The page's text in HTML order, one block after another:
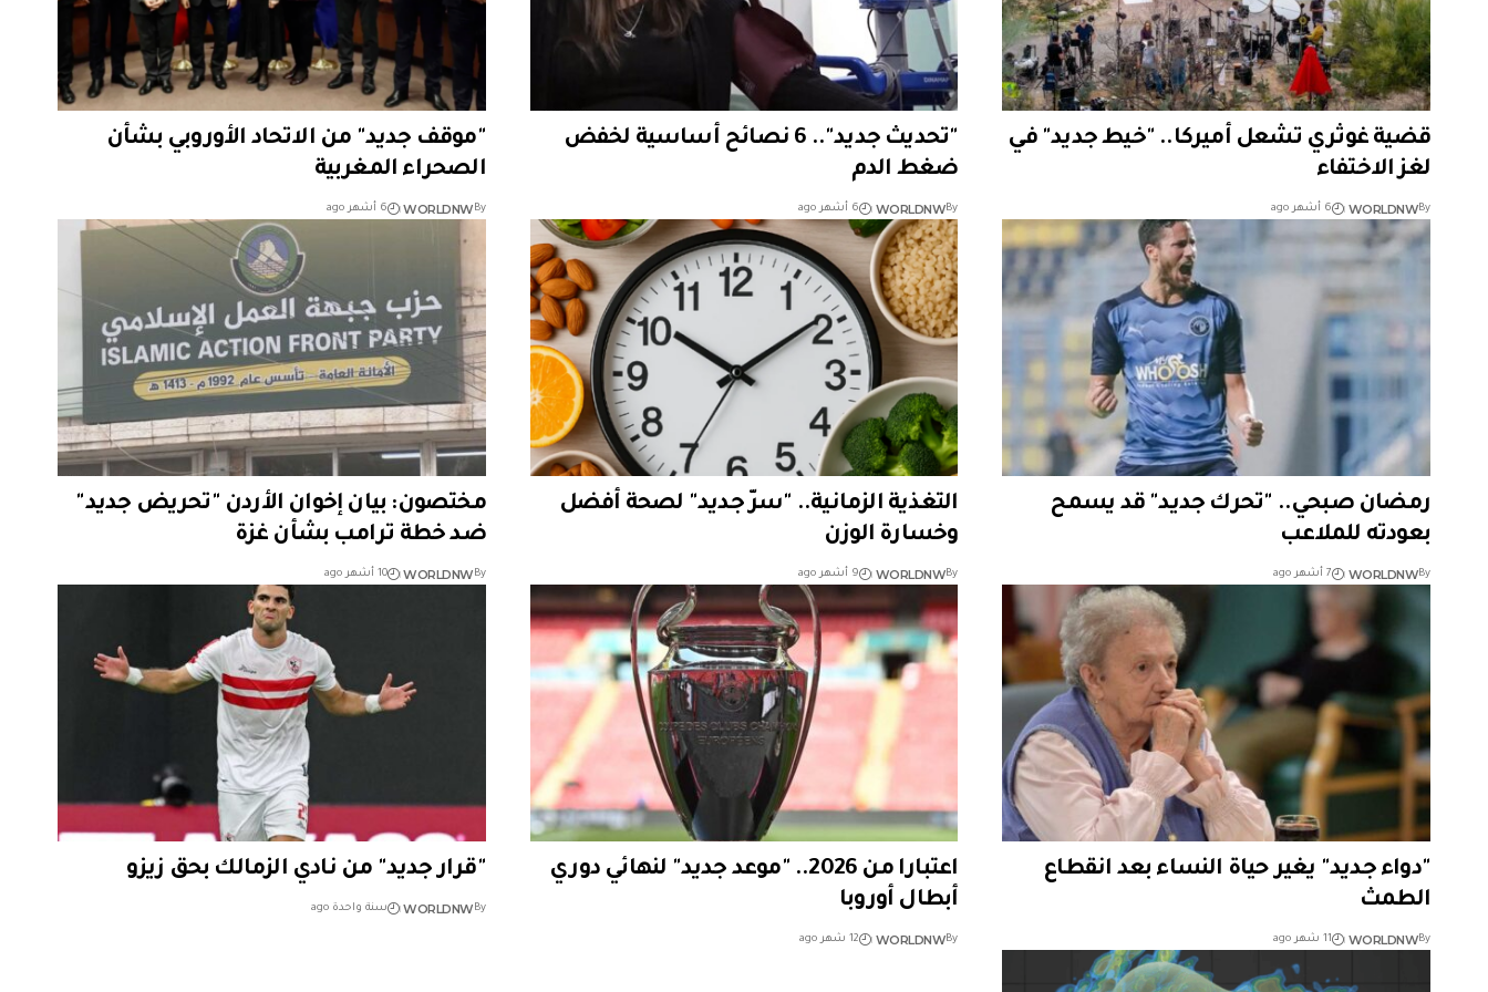
قضية غوثري تشعل أميركا.. "خيط جديد" في
لغز الاختفاء
By
WORLDNW 6 أشهر ago
"تحديث جديد".. 6 نصائح أساسية لخفض
ضغط الدم
By
WORLDNW 6 أشهر ago
"موقف جديد" من الاتحاد الأوروبي بشأن
الصحراء المغربية
By
WORLDNW 6 أشهر ago
رمضان صبحي.. "تحرك جديد" قد يسمح
بعودته للملاعب
By
WORLDNW 7 أشهر ago
التغذية الزمانية.. "سرّ جديد" لصحة أفضل
وخسارة الوزن
By
WORLDNW 9 أشهر ago
مختصون: بيان إخوان الأردن "تحريض جديد"
ضد خطة ترامب بشأن غزة
By
WORLDNW 10 أشهر ago
"دواء جديد" يغير حياة النساء بعد انقطاع
الطمث
By
WORLDNW 11 شهر ago
اعتبارا من 2026.. "موعد جديد" لنهائي دوري
أبطال أوروبا
By
WORLDNW 12 شهر ago
"قرار جديد" من نادي الزمالك بحق زيزو
By
WORLDNW سنة واحدة ago